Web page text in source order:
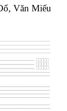
Văn Miếu​​​​